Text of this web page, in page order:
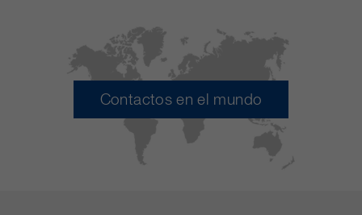
Contactos en el mundo